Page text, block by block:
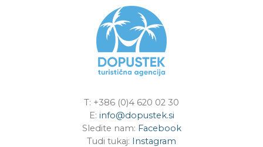
T: +386 (0)4 620 02 30
E: info@dopustek.si
Sledite nam: Facebook
Tudi tukaj: Instagram